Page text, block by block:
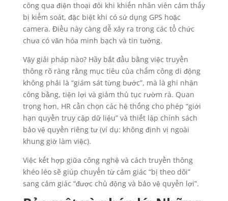
công qua điện thoại đôi khi khiến nhân viên cảm thấy
bị kiểm soát, đặc biệt khi có sử dụng GPS hoặc
camera. Điều này càng dễ xảy ra trong các tổ chức
chưa có văn hóa minh bạch và tin tưởng.
Vậy giải pháp nào? Hãy bắt đầu bằng việc truyền
thông rõ ràng rằng mục tiêu của chấm công di động
không phải là “giám sát từng bước”, mà là ghi nhận
công bằng, tiện lợi và giảm thủ tục rườm rà. Quan
trọng hơn, HR cần chọn các hệ thống cho phép “giới
hạn quyền truy cập dữ liệu” và thiết lập chính sách
bảo vệ quyền riêng tư (ví dụ: không định vị ngoài
khung giờ làm việc).
Việc kết hợp giữa công nghệ và cách truyền thông
khéo léo sẽ giúp chuyển từ cảm giác “bị theo dõi”
sang cảm giác “được chủ động và bảo vệ quyền lợi”.